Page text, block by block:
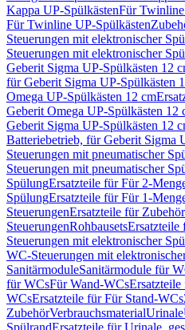
Kappa UP-SpülkästenFür
Für Twinline UP-Spülkästen
Steuerungen mit elektronischer
Steuerungen mit elektronischer
Geberit Sigma UP-Spülkästen 12
für Geberit Sigma UP-Spülkästen
Omega UP-Spülkästen 12 cm
Geberit Omega UP-Spülkästen 12
Geberit Sigma UP-Spülkästen 12
Batteriebetrieb, für Geberit Sigma
Steuerungen mit pneumatischer
Steuerungen mit pneumatischer
SpülungErsatzteile für Für 2-
SpülungErsatzteile für Für 1-
SteuerungenErsatzteile für
SteuerungenRohbausetsErsatzteile
Steuerungen mit elektronischer
WC-Steuerungen mit
SanitärmoduleSanitärmodule für
für WCsFür Wand-WCs
WCsErsatzteile für Für Stand-WCs
ZubehörVerbrauchsmaterialUrinale
SpülrandErsatzteile für Urinale,